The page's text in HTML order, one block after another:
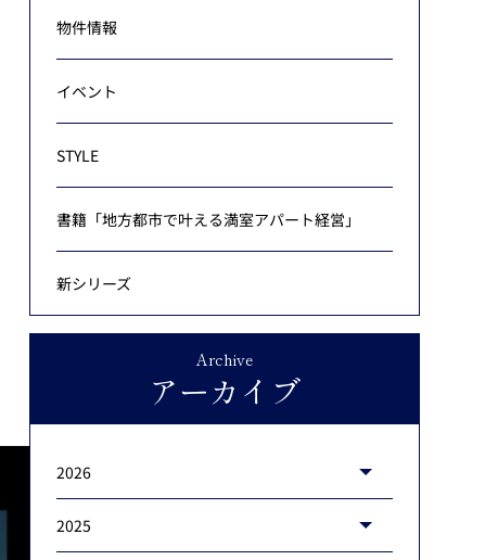
物件情報
イベント
STYLE
書籍「地方都市で叶える満室アパート経営」
新シリーズ
Archive
アーカイブ
2026
2025